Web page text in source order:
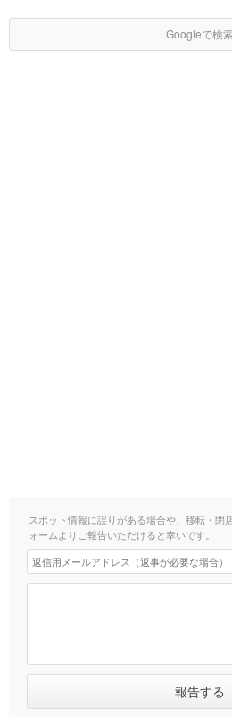
Googleで検
スポット情報に誤りがある場合や、移転・閉
ォームよりご報告いただけると幸いです。